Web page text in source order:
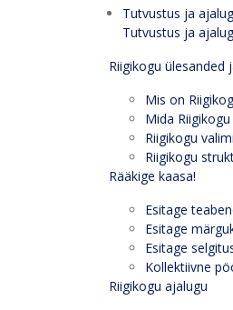
Tutvustus ja
Tutvustus ja
Riigikogu ülesanded
Mis on
Mida
Riigikogu
Riigikogu
Rääkige kaasa!
Esitage
Esitage
Esitage
Kollektiivne
Riigikogu ajalugu